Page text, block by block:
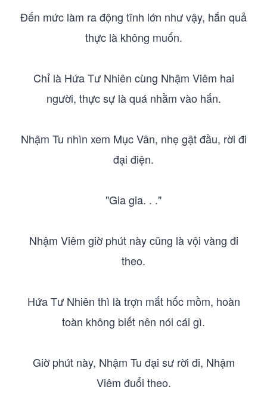
Đến mức làm ra động tĩnh lớn như vậy, hắn quả
thực là không muốn.
Chỉ là Hứa Tư Nhiên cùng Nhậm Viêm hai
người, thực sự là quá nhằm vào hắn.
Nhậm Tu nhìn xem Mục Vân, nhẹ gật đầu, rời đi
đại điện.
"Gia gia. . ."
Nhậm Viêm giờ phút này cũng là vội vàng đi
theo.
Hứa Tư Nhiên thì là trợn mắt hốc mồm, hoàn
toàn không biết nên nói cái gì.
Giờ phút này, Nhậm Tu đại sư rời đi, Nhậm
Viêm đuổi theo.